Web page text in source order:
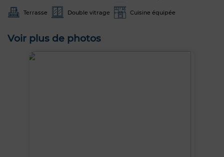
Terrasse Double vitrage Cuisine équipée
Voir plus de photos